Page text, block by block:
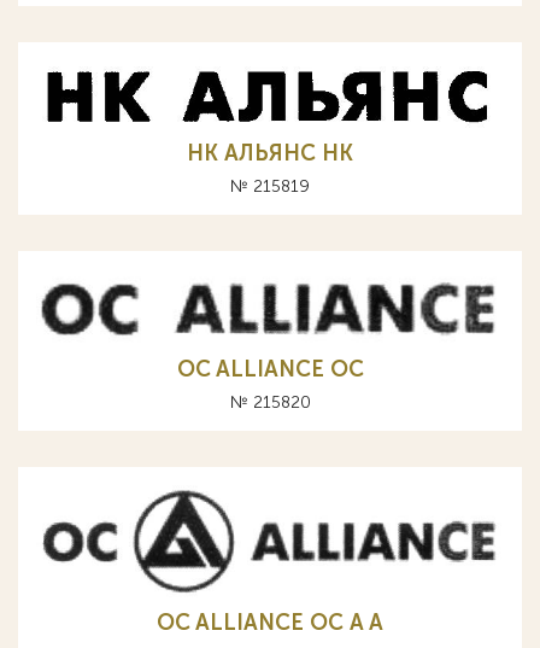
НК АЛЬЯНС HK
№ 215819
OC ALLIANCE ОС
№ 215820
OC ALLIANCE ОС A А